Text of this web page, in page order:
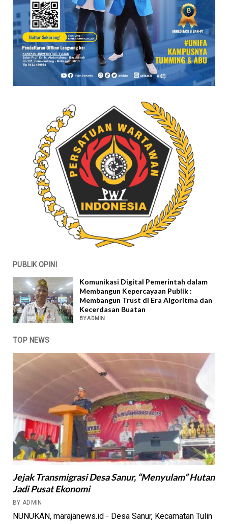
PUBLIK OPINI
Komunikasi Digital Pemerintah dalam
Membangun Kepercayaan Publik :
Membangun Trust di Era Algoritma dan
Kecerdasan Buatan
BY ADMIN
TOP NEWS
Jejak Transmigrasi Desa Sanur, “Menyulam” Hutan
Jadi Pusat Ekonomi
BY ADMIN
NUNUKAN, marajanews.id - Desa Sanur, Kecamatan Tulin